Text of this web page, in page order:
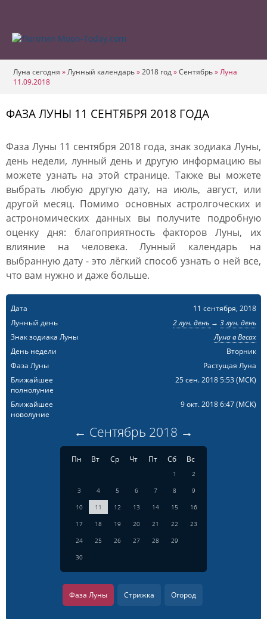
Луна сегодня »Лунный календарь»2018 год»Сентябрь»Луна
11.09.2018
ФАЗА ЛУНЫ 11 СЕНТЯБРЯ 2018 ГОДА
Фаза Луны 11 сентября 2018 года, знак зодиака Луны,
день недели, лунный день и другую информацию вы
можете узнать на этой странице. Также вы можете
выбрать любую другую дату, на июль, август, или
другой месяц. Помимо основных астролгоческих и
астрономических данных вы получите подробную
оценку дня: благоприятность факторов Луны, их
влияние на человека. Лунный календарь на
выбранную дату - это лёгкий способ узнать о ней все,
что вам нужно и даже больше.
Дата
11 сентября, 2018
Лунный день
2 лун. день → 3 лун. день
Знак зодиака Луны
Луна в Весах
День недели
Вторник
Фаза Луны
Растущая Луна
Ближайшее
полнолуние
25 сен. 2018 5:53(МСК)
Ближайшее
новолуние
9 окт. 2018 6:47(МСК)
← Сентябрь 2018 →
Пн Вт Ср Чт Пт Сб Вс
1
2
3
4 5 6 7 8
9
10
11 12 13 14 15
16
17
18 19 20 21 22
23
24
25 26 27 28
29
30
Фаза Луны Стрижка Огород